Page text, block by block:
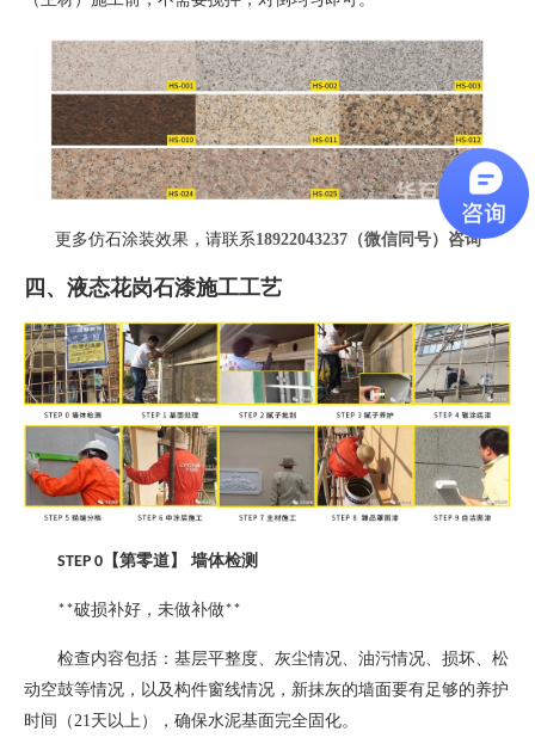
更多仿石涂装效果，请联系18922043237（微信同号） 咨询
四、液态花岗石漆施工工艺
STEP 0 【第零道】 墙体检测
**破损补好，未做补做**
检查内容包括：基层平整度、灰尘情况、油污情况、损坏、松
动空鼓等情况，以及构件窗线情况，新抹灰的墙面要有足够的养护
时间（21天以上），确保水泥基面完全固化。